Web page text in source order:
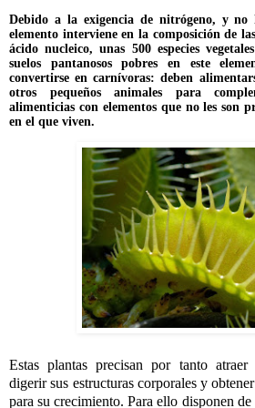
Debido a la exigencia de nitrógeno, y no
elemento interviene en la composición de
ácido nucleico, unas 500 especies
suelos pantanosos pobres en este
convertirse en carnívoras: deben
otros pequeños animales para
alimenticias con elementos que no les son
en el que viven.
Estas plantas precisan por tanto
digerir sus estructuras corporales y
para su crecimiento. Para ello disponen